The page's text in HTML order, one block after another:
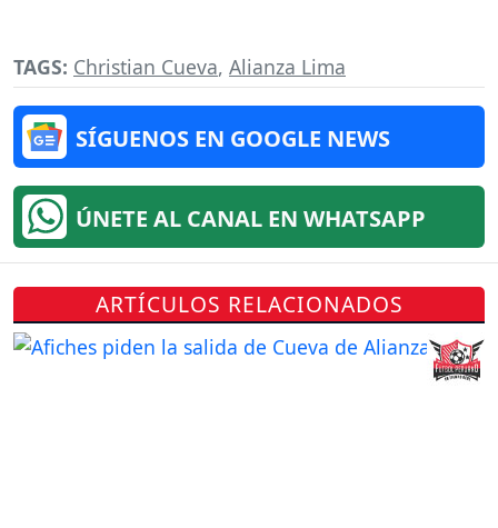
TAGS: Christian Cueva, Alianza Lima
SÍGUENOS EN GOOGLE NEWS
ÚNETE AL CANAL EN WHATSAPP
ARTÍCULOS RELACIONADOS